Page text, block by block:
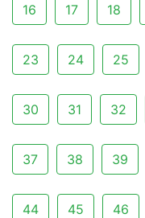
16 17 18
23 24 25
30 31 32
37 38 39
44 45 46